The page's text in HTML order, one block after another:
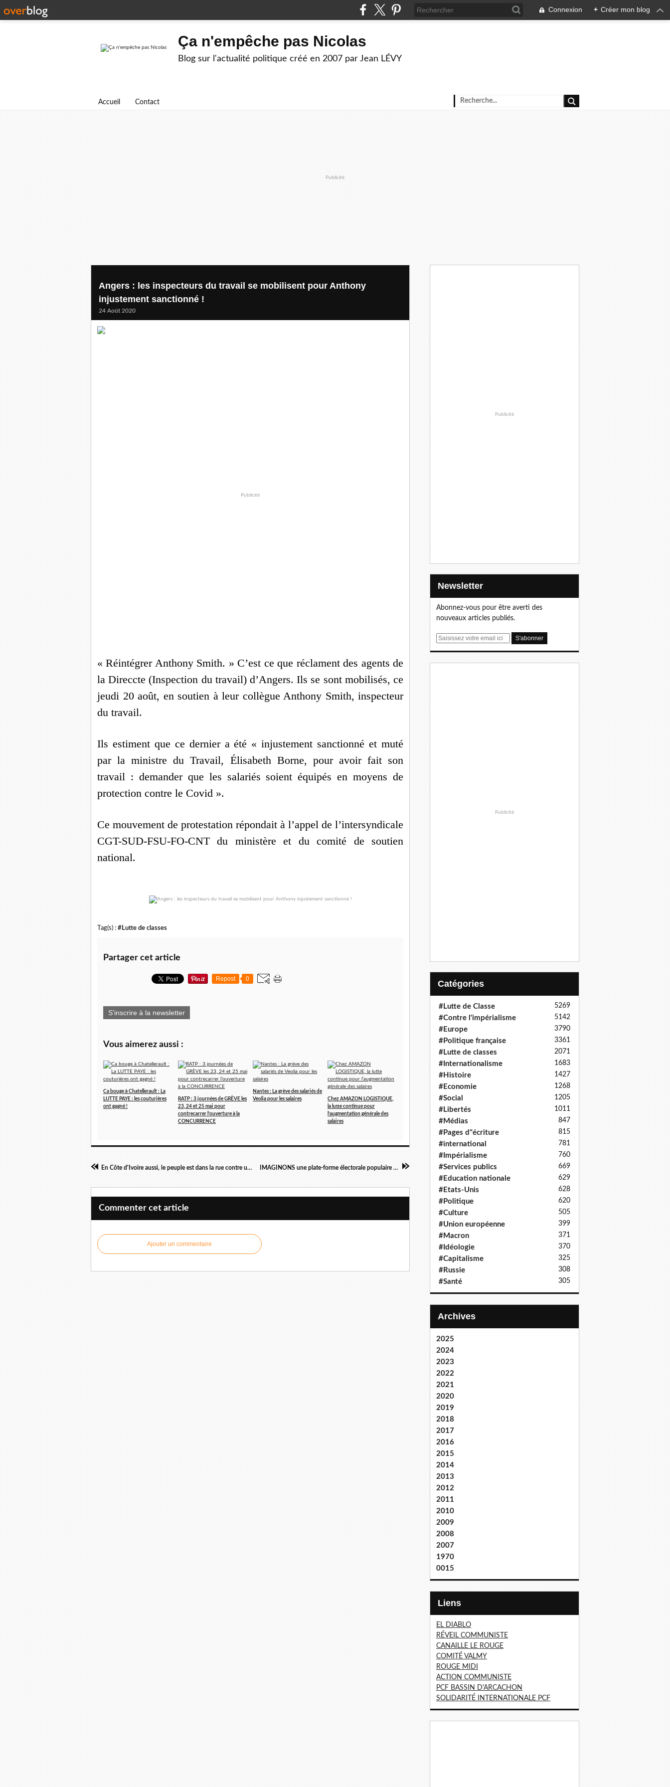
Connexion + Créer mon blog
Ça n'empêche pas Nicolas
Blog sur l'actualité politique créé en 2007 par Jean LÉVY
Accueil Contact
Publicité
Angers : les inspecteurs du travail se mobilisent pour Anthony
injustement sanctionné !
24 Août 2020
Publicité
« Réintégrer Anthony Smith. » C’est ce que réclament des agents de
la Direccte (Inspection du travail) d’Angers. Ils se sont mobilisés, ce
jeudi 20 août, en soutien à leur collègue Anthony Smith, inspecteur
du travail.
Ils estiment que ce dernier a été « injustement sanctionné et muté
par la ministre du Travail, Élisabeth Borne, pour avoir fait son
travail : demander que les salariés soient équipés en moyens de
protection contre le Covid ».
Ce mouvement de protestation répondait à l’appel de l’intersyndicale
CGT-SUD-FSU-FO-CNT du ministère et du comité de soutien
national.
Tag(s) : #Lutte de classes
Partager cet article
Repost 0
S'inscrire à la newsletter
Vous aimerez aussi :
Ca bouge à Chatellerault : La
LUTTE PAYE : les couturières
ont gagné !
RATP : 3 journées de GRÈVE les
23, 24 et 25 mai pour
contrecarrer l’ouverture à la
CONCURRENCE
Nantes : La grève des salariés de
Veolia pour les salaires
Chez AMAZON LOGISTIQUE,
la lutte continue pour
l’augmentation générale des
salaires
En Côte d'Ivoire aussi, le peuple est dans la rue contre une nouvelle candidature Alassane Ouattara, l'homme des Français IMAGINONS une plate-forme électorale populaire qui pourrait gagner en France en 2022 ! par Gilles Questiaux
Commenter cet article
Ajouter un commentaire
Publicité
Newsletter
Abonnez-vous pour être averti des
nouveaux articles publiés.
E
Publicité
Catégories
#Lutte de Classe 5269
#Contre l'impérialisme 5142
#Europe 3790
#Politique française 3361
#Lutte de classes 2071
#Internationalisme 1683
#Histoire 1427
#Economie 1268
#Social 1205
#Libertés 1011
#Médias 847
#Pages d"écriture 815
#international 781
#Impérialisme 760
#Services publics 669
#Education nationale 629
#Etats-Unis 628
#Politique 620
#Culture 505
#Union européenne 399
#Macron 371
#Idéologie 370
#Capitalisme 325
#Russie 308
#Santé 305
Archives
2025
2024
2023
2022
2021
2020
2019
2018
2017
2016
2015
2014
2013
2012
2011
2010
2009
2008
2007
1970
0015
Liens
EL DIABLO
RÉVEIL COMMUNISTE
CANAILLE LE ROUGE
COMITÉ VALMY
ROUGE MIDI
ACTION COMMUNISTE
PCF BASSIN D'ARCACHON
SOLIDARITÉ INTERNATIONALE PCF